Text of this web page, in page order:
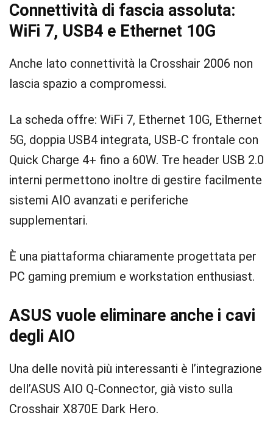
Connettività di fascia assoluta:
WiFi 7, USB4 e Ethernet 10G
Anche lato connettività la Crosshair 2006 non
lascia spazio a compromessi.
La scheda offre: WiFi 7, Ethernet 10G, Ethernet
5G, doppia USB4 integrata, USB-C frontale con
Quick Charge 4+ fino a 60W. Tre header USB 2.0
interni permettono inoltre di gestire facilmente
sistemi AIO avanzati e periferiche
supplementari.
È una piattaforma chiaramente progettata per
PC gaming premium e workstation enthusiast.
ASUS vuole eliminare anche i cavi
degli AIO
Una delle novità più interessanti è l’integrazione
dell’ASUS AIO Q-Connector, già visto sulla
Crosshair X870E Dark Hero.